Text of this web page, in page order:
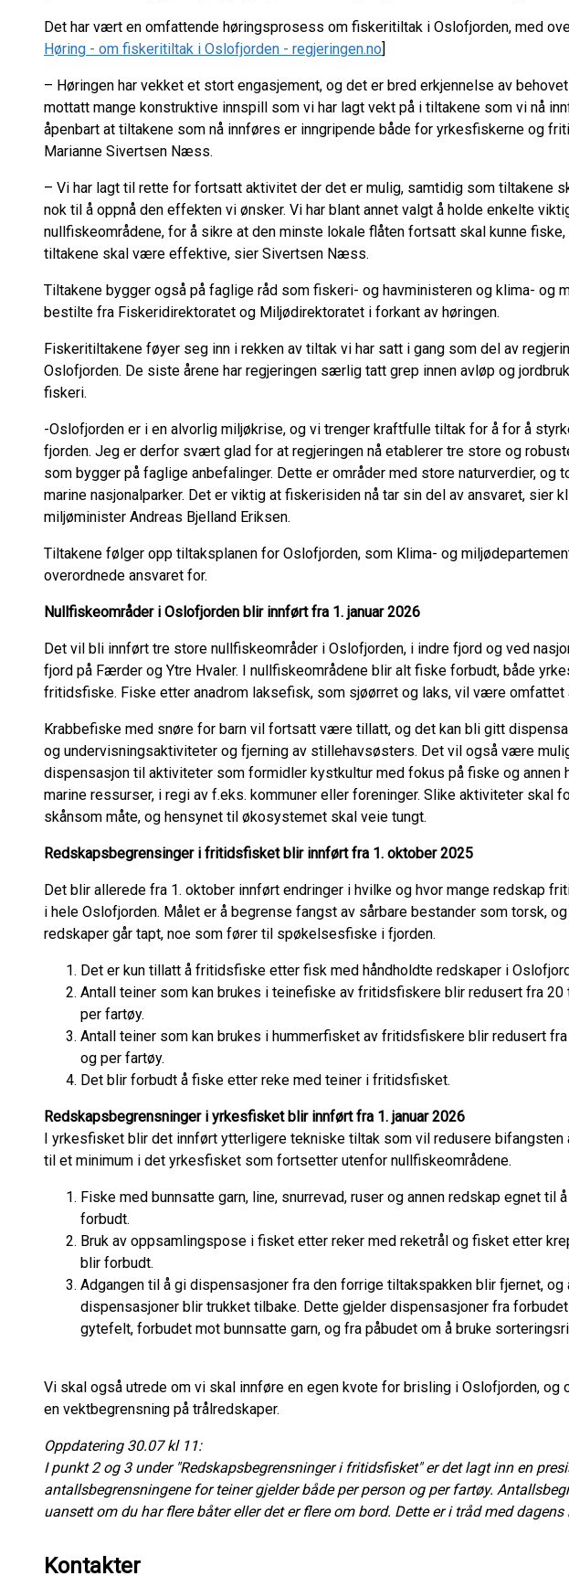
Det har vært en omfattende høringsprosess om fiskeritiltak i Oslofjorden, med
Høring - om fiskeritiltak i Oslofjorden - regjeringen.no]
– Høringen har vekket et stort engasjement, og det er bred erkjennelse av
mottatt mange konstruktive innspill som vi har lagt vekt på i tiltakene som vi nå
åpenbart at tiltakene som nå innføres er inngripende både for yrkesfiskerne og
Marianne Sivertsen Næss.
– Vi har lagt til rette for fortsatt aktivitet der det er mulig, samtidig som tiltakene
nok til å oppnå den effekten vi ønsker. Vi har blant annet valgt å holde enkelte
nullfiskeområdene, for å sikre at den minste lokale flåten fortsatt skal kunne
tiltakene skal være effektive, sier Sivertsen Næss.
Tiltakene bygger også på faglige råd som fiskeri- og havministeren og klima- og
bestilte fra Fiskeridirektoratet og Miljødirektoratet i forkant av høringen.
Fiskeritiltakene føyer seg inn i rekken av tiltak vi har satt i gang som del av
Oslofjorden. De siste årene har regjeringen særlig tatt grep innen avløp og
fiskeri.
-Oslofjorden er i en alvorlig miljøkrise, og vi trenger kraftfulle tiltak for å for å
fjorden. Jeg er derfor svært glad for at regjeringen nå etablerer tre store og
som bygger på faglige anbefalinger. Dette er områder med store naturverdier, og
marine nasjonalparker. Det er viktig at fiskerisiden nå tar sin del av ansvaret, sier
miljøminister Andreas Bjelland Eriksen.
Tiltakene følger opp tiltaksplanen for Oslofjorden, som Klima- og
overordnede ansvaret for.
Nullfiskeområder i Oslofjorden blir innført fra 1. januar 2026
Det vil bli innført tre store nullfiskeområder i Oslofjorden, i indre fjord og ved
fjord på Færder og Ytre Hvaler. I nullfiskeområdene blir alt fiske forbudt, både
fritidsfiske. Fiske etter anadrom laksefisk, som sjøørret og laks, vil være omfattet
Krabbefiske med snøre for barn vil fortsatt være tillatt, og det kan bli gitt
og undervisningsaktiviteter og fjerning av stillehavsøsters. Det vil også være
dispensasjon til aktiviteter som formidler kystkultur med fokus på fiske og annen
marine ressurser, i regi av f.eks. kommuner eller foreninger. Slike aktiviteter skal
skånsom måte, og hensynet til økosystemet skal veie tungt.
Redskapsbegrensinger i fritidsfisket blir innført fra 1. oktober 2025
Det blir allerede fra 1. oktober innført endringer i hvilke og hvor mange redskap
i hele Oslofjorden. Målet er å begrense fangst av sårbare bestander som torsk,
redskaper går tapt, noe som fører til spøkelsesfiske i fjorden.
Det er kun tillatt å fritidsfiske etter fisk med håndholdte redskaper i
Antall teiner som kan brukes i teinefiske av fritidsfiskere blir redusert fra 20
per fartøy.
Antall teiner som kan brukes i hummerfisket av fritidsfiskere blir redusert
og per fartøy.
Det blir forbudt å fiske etter reke med teiner i fritidsfisket.
Redskapsbegrensninger i yrkesfisket blir innført fra 1. januar 2026
I yrkesfisket blir det innført ytterligere tekniske tiltak som vil redusere bifangsten
til et minimum i det yrkesfisket som fortsetter utenfor nullfiskeområdene.
Fiske med bunnsatte garn, line, snurrevad, ruser og annen redskap egnet til
forbudt.
Bruk av oppsamlingspose i fisket etter reker med reketrål og fisket etter
blir forbudt.
Adgangen til å gi dispensasjoner fra den forrige tiltakspakken blir fjernet, og
dispensasjoner blir trukket tilbake. Dette gjelder dispensasjoner fra
gytefelt, forbudet mot bunnsatte garn, og fra påbudet om å bruke
Vi skal også utrede om vi skal innføre en egen kvote for brisling i Oslofjorden, og
en vektbegrensning på trålredskaper.
Oppdatering 30.07 kl 11:
I punkt 2 og 3 under "Redskapsbegrensninger i fritidsfisket" er det lagt inn en
antallsbegrensningene for teiner gjelder både per person og per fartøy.
uansett om du har flere båter eller det er flere om bord. Dette er i tråd med dagens
Kontakter